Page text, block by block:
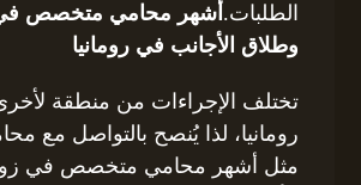
الطلبات. أشهر محامي متخصص
وطلاق الأجانب في رومانيا
تختلف الإجراءات من منطقة
رومانيا، لذا يُنصح بالتواصل مع
مثل أشهر محامي متخصص في